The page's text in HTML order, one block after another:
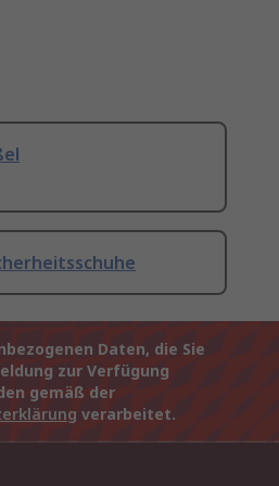
Daten, die Sie
zur Verfügung
gemäß der
verarbeitet.